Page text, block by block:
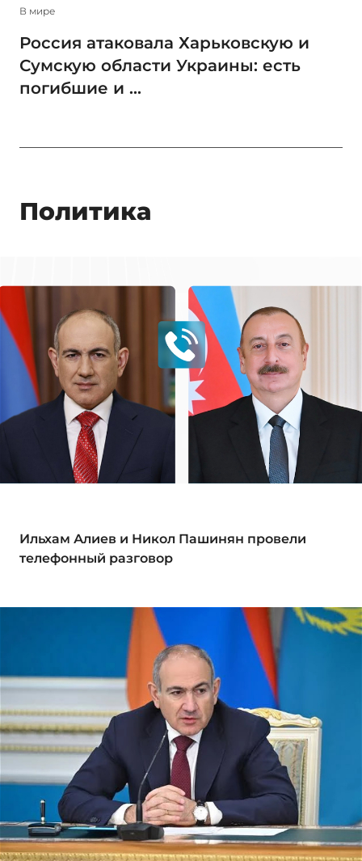
В мире
Россия атаковала Харьковскую и
Сумскую области Украины: есть
погибшие и ...
Политика
Ильхам Алиев и Никол Пашинян провели
телефонный разговор